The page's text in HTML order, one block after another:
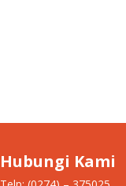
Hubungi Kami